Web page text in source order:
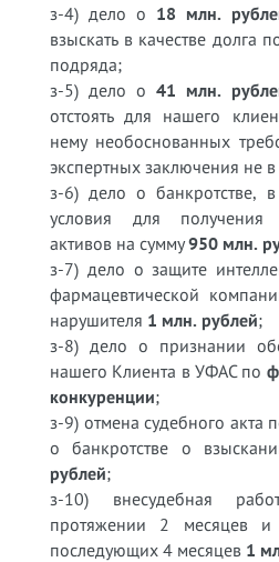
з-4) дело о 18 млн.
взыскать в качестве долга
подряда;
з-5) дело о 41 млн.
отстоять для нашего
нему необоснованных
экспертных заключения не
з-6) дело о банкротстве,
условия для получения
активов на сумму950 млн.
з-7) дело о защите
фармацевтической
нарушителя 1 млн. рублей;
з-8) дело о признании
нашего Клиента в УФАС по
конкуренции;
з-9) отмена судебного акта
о банкротстве о
рублей;
з-10) внесудебная
протяжении 2 месяцев
последующих 4 месяцев 1